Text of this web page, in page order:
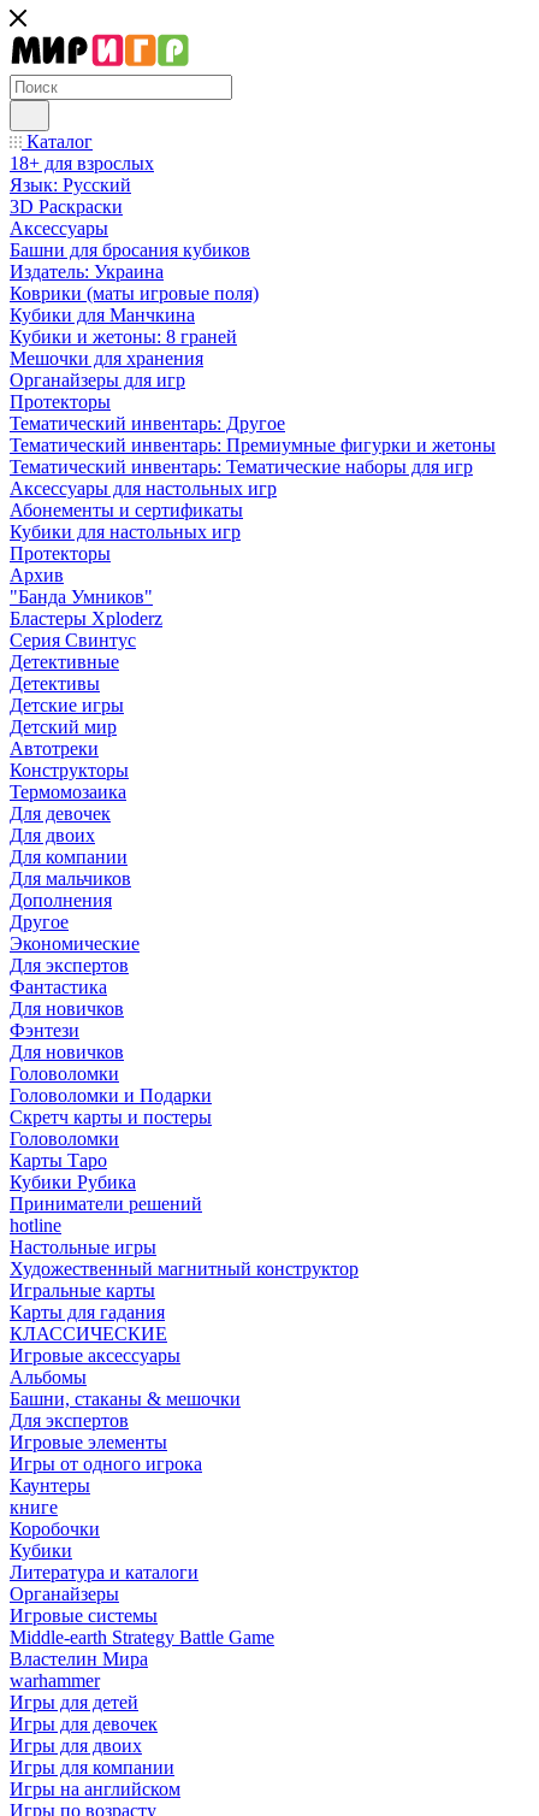
Каталог
18+ для взрослых
Язык: Русский
3D Раскраски
Аксессуары
Башни для бросания кубиков
Издатель: Украина
Коврики (маты игровые поля)
Кубики для Манчкина
Кубики и жетоны: 8 граней
Мешочки для хранения
Органайзеры для игр
Протекторы
Тематический инвентарь: Другое
Тематический инвентарь: Премиумные фигурки и жетоны
Тематический инвентарь: Тематические наборы для игр
Аксессуары для настольных игр
Абонементы и сертификаты
Кубики для настольных игр
Протекторы
Архив
"Банда Умников"
Бластеры Xploderz
Cерия Свинтус
Детективные
Детективы
Детские игры
Детский мир
Автотреки
Конструкторы
Термомозаика
Для девочек
Для двоих
Для компании
Для мальчиков
Дополнения
Другое
Экономические
Для экспертов
Фантастика
Для новичков
Фэнтези
Для новичков
Головоломки
Головоломки и Подарки
Cкретч карты и постеры
Головоломки
Карты Таро
Кубики Рубика
Приниматели решений
hotline
Настольные игры
Художественный магнитный конструктор
Игральные карты
Карты для гадания
КЛАССИЧЕСКИЕ
Игровые аксессуары
Альбомы
Башни, стаканы & мешочки
Для экспертов
Игровые элементы
Игры от одного игрока
Каунтеры
книге
Коробочки
Кубики
Литература и каталоги
Органайзеры
Игровые системы
Middle-earth Strategy Battle Game
Властелин Мира
warhammer
Игры для детей
Игры для девочек
Игры для двоих
Игры для компании
Игры на английском
Игры по возрасту